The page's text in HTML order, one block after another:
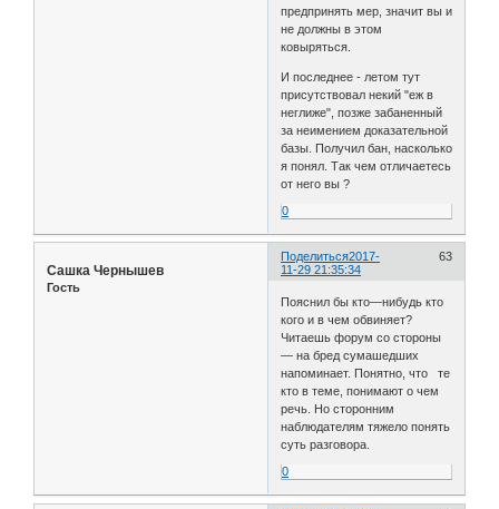
предпринять мер, значит вы и
не должны в этом
ковыряться.
И последнее - летом тут
присутствовал некий "еж в
неглиже", позже забаненный
за неимением доказательной
базы. Получил бан, насколько
я понял. Так чем отличаетесь
от него вы ?
0
Поделиться 63
2017-
11-29 21:35:34
Сашка Чернышев
Гость
Пояснил бы кто—нибудь кто
кого и в чем обвиняет?
Читаешь форум со стороны
— на бред сумашедших
напоминает. Понятно, что те
кто в теме, понимают о чем
речь. Но сторонним
наблюдателям тяжело понять
суть разговора.
0